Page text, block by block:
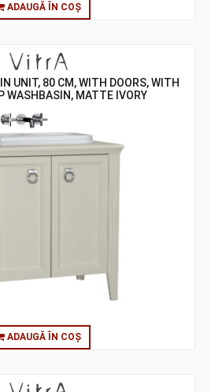
ADAUGĂ ÎN COȘ
UNIT, 80 CM, WITH DOORS, WITH
WASHBASIN, MATTE IVORY
ADAUGĂ ÎN COȘ